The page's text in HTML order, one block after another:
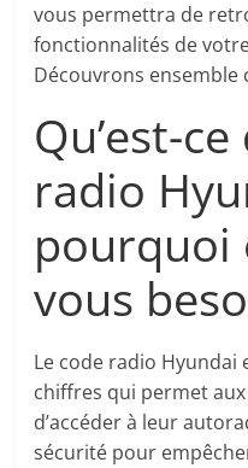
vous permettra de
fonctionnalités de
Découvrons
Qu’est-
radio
pourquoi
vous
Le code radio
chiffres qui permet
d’accéder à leur
sécurité pour